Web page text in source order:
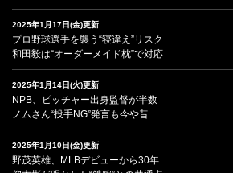
2025年1月17日(金)更新
プロ野球選手を襲う“寝違え”リスク
和田毅は“オーダーメイド枕”で対応
2025年1月14日(火)更新
NPB、ピッチャー出身監督が半数
ノムさん“投手NG”発言も今や昔
2025年1月10日(金)更新
野茂英雄、MLBデビューから30年